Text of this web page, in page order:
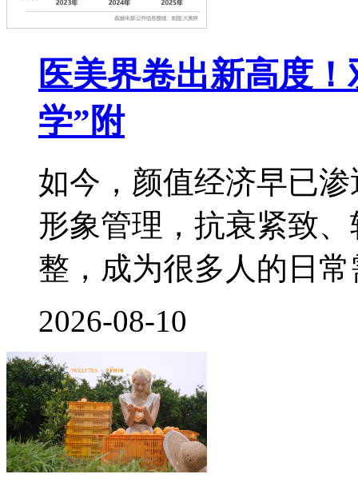
医美界卷出新高度
学”附
如今，颜值经济早已
形象管理，抗衰紧致
整，成为很多人的日
2026-08-10